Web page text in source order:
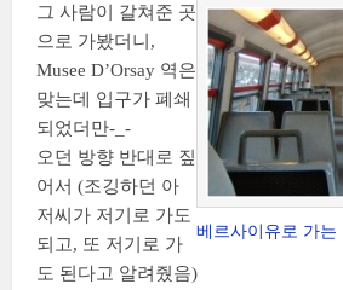
베르사이유로 가는
그 사람이 갈쳐준 곳
으로 가봤더니,
Musee D’Orsay 역은
맞는데 입구가 폐쇄
되었더만-_-
오던 방향 반대로 짚
어서 (조깅하던 아
저씨가 저기로 가도
되고, 또 저기로 가
도 된다고 알려줬음)